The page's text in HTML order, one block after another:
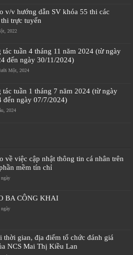
v/v hướng dẫn SV khóa 55 thi các
trực tuyến
2022
tác tuần 4 tháng 11 năm 2024 (từ ngày
đến ngày 30/11/2024)
Một, 2024
tác tuần 1 tháng 7 năm 2024 (từ ngày
đến ngày 07/7/2024)
2024
về việc cập nhật thông tin cá nhân trên
mềm tín chỉ
BA CÔNG KHAI
thời gian, địa điểm tổ chức đánh giá
NCS Mai Thị Kiều Lan